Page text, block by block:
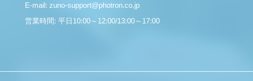
E-mail: zuno-support@photron.co.jp
営業時間: 平日10:00～12:00/13:00～17:00